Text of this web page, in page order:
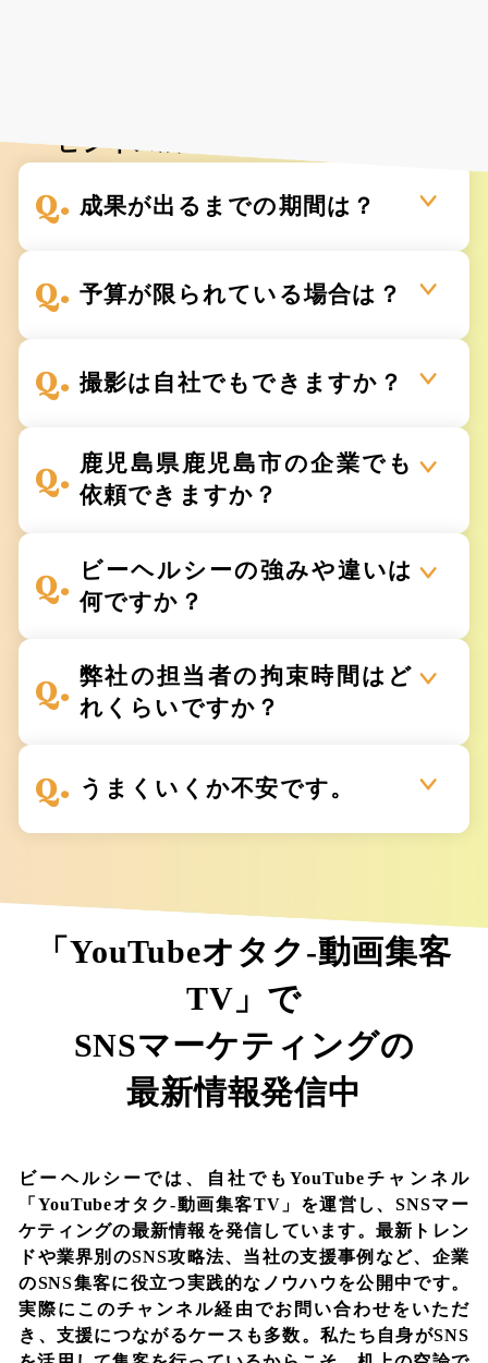
ビジネス成果を創出しています。
成果が出るまでの期間は？
予算が限られている場合は？
撮影は自社でもできますか？
鹿児島県鹿児島市の企業でも
依頼できますか？
ビーヘルシーの強みや違いは
何ですか？
弊社の担当者の拘束時間はど
れくらいですか？
うまくいくか不安です。
「YouTubeオタク-動画集客
TV」で
SNSマーケティングの
最新情報発信中
ビーヘルシーでは、自社でもYouTubeチャンネル
「YouTubeオタク-動画集客TV」を運営し、SNSマー
ケティングの最新情報を発信しています。最新トレン
ドや業界別のSNS攻略法、当社の支援事例など、企業
のSNS集客に役立つ実践的なノウハウを公開中です。
実際にこのチャンネル経由でお問い合わせをいただ
き、支援につながるケースも多数。私たち自身がSNS